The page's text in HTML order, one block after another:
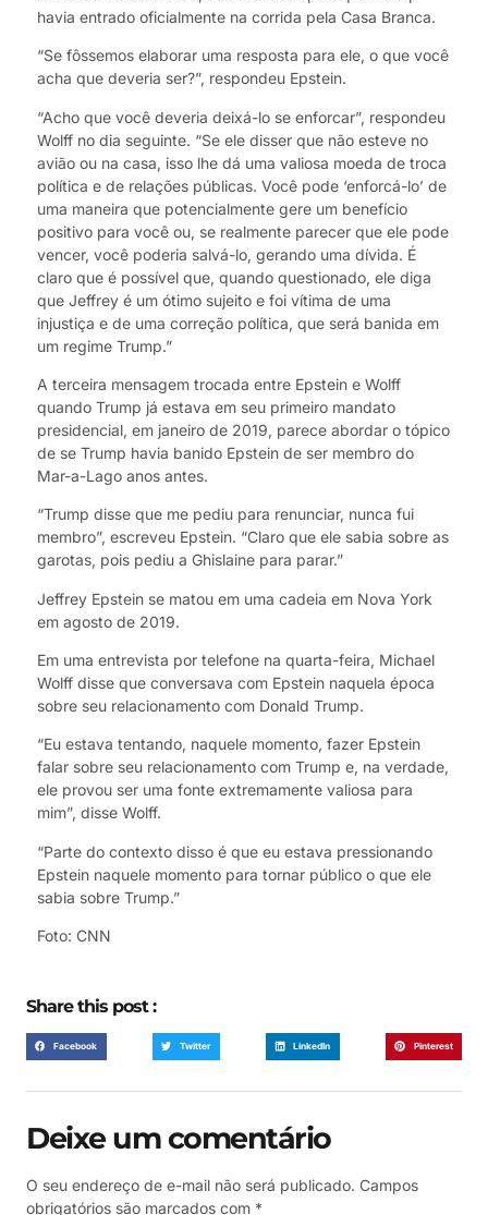
havia entrado oficialmente na corrida pela Casa Branca.
“Se fôssemos elaborar uma resposta para ele, o que você
acha que deveria ser?”, respondeu Epstein.
“Acho que você deveria deixá-lo se enforcar”, respondeu
Wolff no dia seguinte. “Se ele disser que não esteve no
avião ou na casa, isso lhe dá uma valiosa moeda de troca
política e de relações públicas. Você pode ‘enforcá-lo’ de
uma maneira que potencialmente gere um benefício
positivo para você ou, se realmente parecer que ele pode
vencer, você poderia salvá-lo, gerando uma dívida. É
claro que é possível que, quando questionado, ele diga
que Jeffrey é um ótimo sujeito e foi vítima de uma
injustiça e de uma correção política, que será banida em
um regime Trump.”
A terceira mensagem trocada entre Epstein e Wolff
quando Trump já estava em seu primeiro mandato
presidencial, em janeiro de 2019, parece abordar o tópico
de se Trump havia banido Epstein de ser membro do
Mar-a-Lago anos antes.
“Trump disse que me pediu para renunciar, nunca fui
membro”, escreveu Epstein. “Claro que ele sabia sobre as
garotas, pois pediu a Ghislaine para parar.”
Jeffrey Epstein se matou em uma cadeia em Nova York
em agosto de 2019.
Em uma entrevista por telefone na quarta-feira, Michael
Wolff disse que conversava com Epstein naquela época
sobre seu relacionamento com Donald Trump.
“Eu estava tentando, naquele momento, fazer Epstein
falar sobre seu relacionamento com Trump e, na verdade,
ele provou ser uma fonte extremamente valiosa para
mim”, disse Wolff.
“Parte do contexto disso é que eu estava pressionando
Epstein naquele momento para tornar público o que ele
sabia sobre Trump.”
Foto: CNN
Share this post :
Facebook Twitter LinkedIn Pinterest
Deixe um comentário
O seu endereço de e-mail não será publicado. Campos
obrigatórios são marcados com *